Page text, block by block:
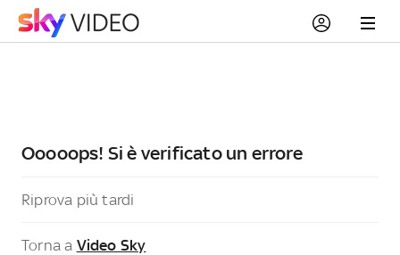
Ooooops! Si è verificato un errore
Riprova più tardi
Torna a Video Sky